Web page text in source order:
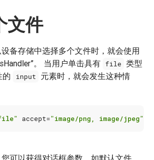
文件
备存储中选择多个文件时，就会使用
。 当用户单击具有 file 类型
的 input
元素时，就会发生这种情
accept="image/png, image/jpeg"
可以获得对话框参数，如默认文件